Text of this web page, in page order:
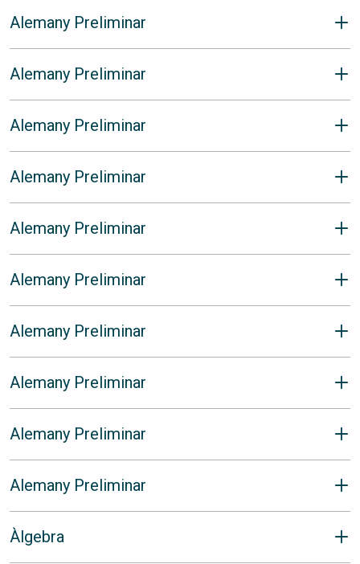
Alemany Preliminar
Alemany Preliminar
Alemany Preliminar
Alemany Preliminar
Alemany Preliminar
Alemany Preliminar
Alemany Preliminar
Alemany Preliminar
Alemany Preliminar
Alemany Preliminar
Àlgebra